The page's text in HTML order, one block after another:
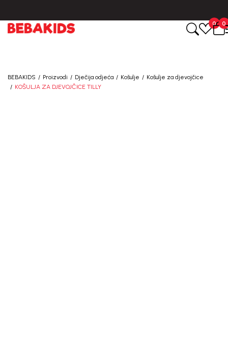
0
0
BEBAKIDS Proizvodi Dječija odjeća Košulje
Košulje za djevojčice
KOŠULJA ZA DJEVOJČICE TILLY